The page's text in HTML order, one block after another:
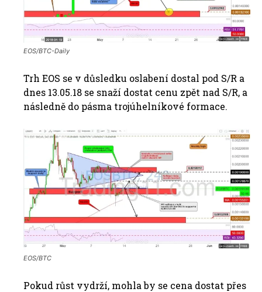
EOS/BTC-Daily
Trh EOS se v důsledku oslabení dostal pod S/R a
dnes 13.05.18 se snaží dostat cenu zpět nad S/R, a
následně do pásma trojúhelníkové formace.
EOS/BTC
Pokud růst vydrží, mohla by se cena dostat přes